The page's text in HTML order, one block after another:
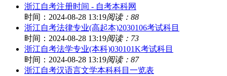
浙江自考注册时间 - 自考本科网
时间：2024-08-28 13:19阅读：88
浙江自考法律专业(高起本)2030106考试科目
时间：2024-08-28 13:19阅读：73
浙江自考法学专业(本科)030101K考试科目
时间：2024-08-28 13:19阅读：87
浙江自考汉语言文学本科科目一览表